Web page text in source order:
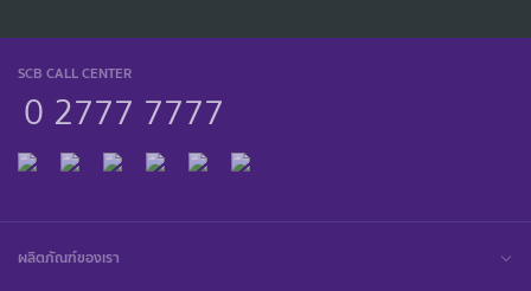
SCB CALL CENTER
0 2777 7777
ผลิตภัณฑ์ของเรา